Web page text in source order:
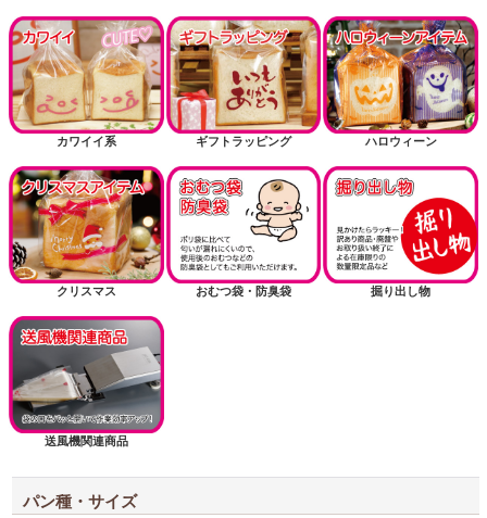
カワイイ系 ギフトラッピング ハロウィーン
クリスマス おむつ袋・防臭袋 掘り出し物
送風機関連商品
パン種・サイズ